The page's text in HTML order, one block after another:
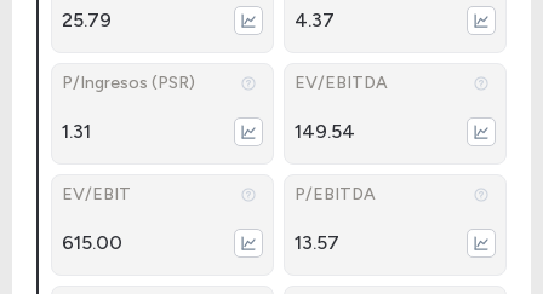
25.79 4.37
P/Ingresos (PSR)
1.31
EV/EBITDA
149.54
EV/EBIT
615.00
P/EBITDA
13.57